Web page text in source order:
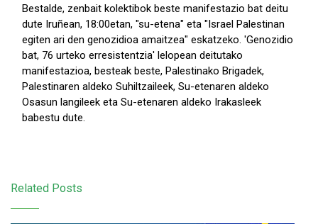
Bestalde, zenbait kolektibok beste manifestazio bat deitu
dute Iruñean, 18:00etan, "su-etena" eta "Israel Palestinan
egiten ari den genozidioa amaitzea" eskatzeko. 'Genozidio
bat, 76 urteko erresistentzia' lelopean deitutako
manifestazioa, besteak beste, Palestinako Brigadek,
Palestinaren aldeko Suhiltzaileek, Su-etenaren aldeko
Osasun langileek eta Su-etenaren aldeko Irakasleek
babestu dute.
Related Posts